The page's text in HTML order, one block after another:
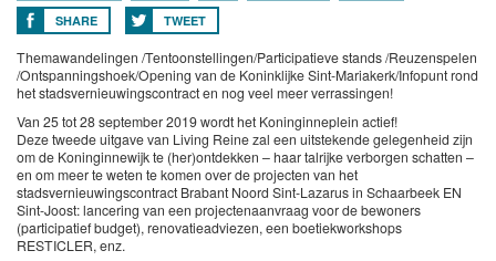
SHARE
TWEET
Themawandelingen /Tentoonstellingen/Participatieve stands /Reuzenspelen
/Ontspanningshoek/Opening van de Koninklijke Sint-Mariakerk/Infopunt rond
het stadsvernieuwingscontract en nog veel meer verrassingen!
Van 25 tot 28 september 2019 wordt het Koninginneplein actief!
Deze tweede uitgave van Living Reine zal een uitstekende gelegenheid zijn
om de Koninginnewijk te (her)ontdekken – haar talrijke verborgen schatten –
en om meer te weten te komen over de projecten van het
stadsvernieuwingscontract Brabant Noord Sint-Lazarus in Schaarbeek EN
Sint-Joost: lancering van een projectenaanvraag voor de bewoners
(participatief budget), renovatieadviezen, een boetiekworkshops
RESTICLER, enz.